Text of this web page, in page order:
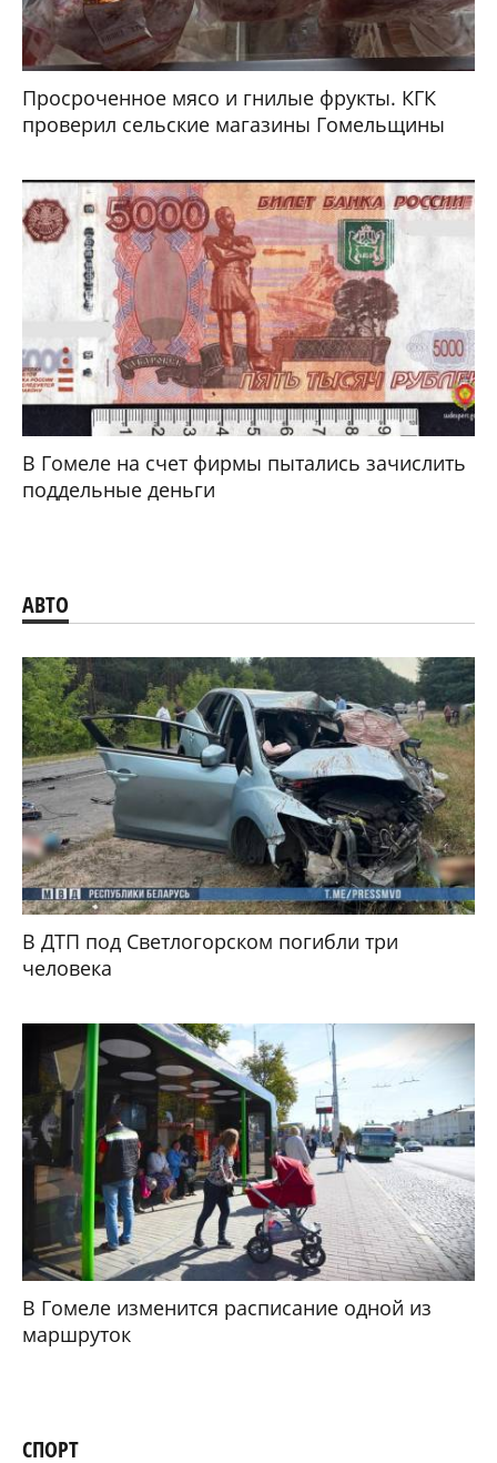
Просроченное мясо и гнилые фрукты. КГК
проверил сельские магазины Гомельщины
В Гомеле на счет фирмы пытались зачислить
поддельные деньги
АВТО
В ДТП под Светлогорском погибли три
человека
В Гомеле изменится расписание одной из
маршруток
СПОРТ